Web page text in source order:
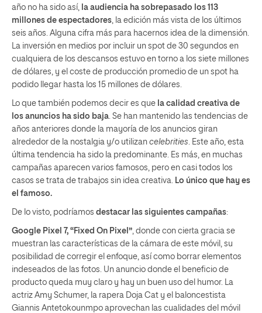
año no ha sido así,
la audiencia ha sobrepasado los 113
millones de espectadores , la edición más vista de los últimos
seis años. Alguna cifra más para hacernos idea de la dimensión.
La inversión en medios por incluir un spot de 30 segundos en
cualquiera de los descansos estuvo en torno a los siete millones
de dólares, y el coste de producción promedio de un spot ha
podido llegar hasta los 15 millones de dólares.
Lo que también podemos decir es que la calidad creativa de
los anuncios ha sido baja . Se han mantenido las tendencias de
años anteriores donde la mayoría de los anuncios giran
alrededor de la nostalgia y/o utilizan celebrities . Este año, esta
última tendencia ha sido la predominante. Es más, en muchas
campañas aparecen varios famosos, pero en casi todos los
casos se trata de trabajos sin idea creativa.
Lo único que hay es
el famoso.
De lo visto, podríamos destacar las siguientes campañas:
Google Pixel 7, “Fixed On Pixel” , donde con cierta gracia se
muestran las características de la cámara de este móvil, su
posibilidad de corregir el enfoque, así como borrar elementos
indeseados de las fotos. Un anuncio donde el beneficio de
producto queda muy claro y hay un buen uso del humor. La
actriz Amy Schumer, la rapera Doja Cat y el baloncestista
Giannis Antetokounmpo aprovechan las cualidades del móvil